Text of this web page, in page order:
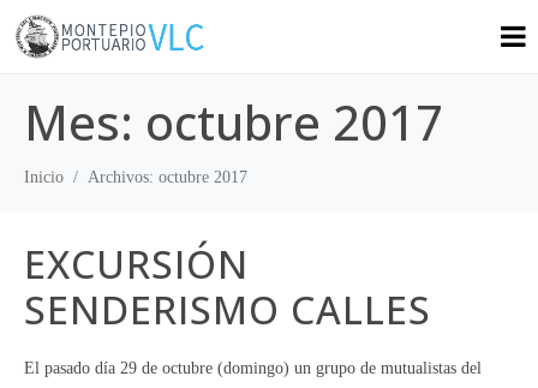
Mes: octubre 2017
Inicio Archivos: octubre 2017
EXCURSIÓN
SENDERISMO CALLES
El pasado día 29 de octubre (domingo) un grupo de mutualistas del